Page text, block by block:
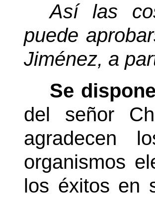
Así las
puede
Jiménez, a
Se
del señor
agradecen
organismos
los éxitos en